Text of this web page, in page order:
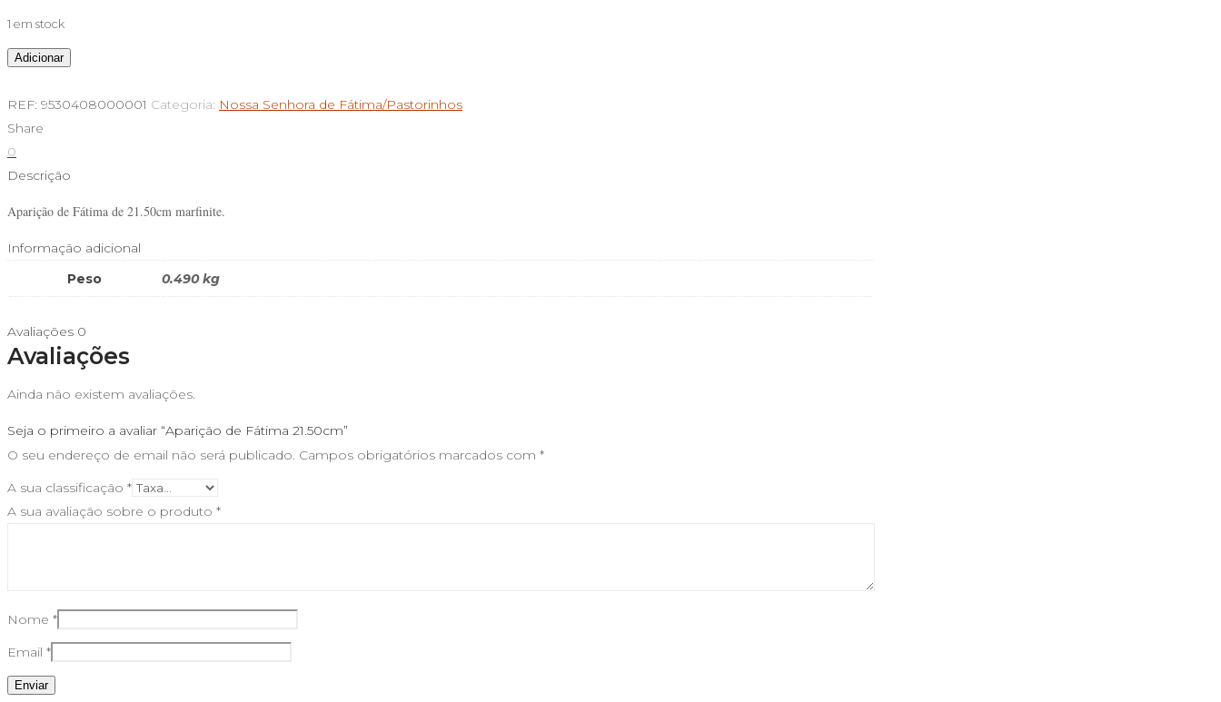
1 em stock
Quantidade
Aparição
de
Fátima
21.50cm
Adicionar
REF: 9530408000001 Categoria: Nossa Senhora de Fátima/Pastorinhos
Share
0
Descrição
Aparição de Fátima de 21.50cm marfinite.
Informação adicional
Peso
0.490 kg
Avaliações 0
Avaliações
Ainda não existem avaliações.
Seja o primeiro a avaliar “Aparição de Fátima 21.50cm”
O seu endereço de email não será publicado. Campos obrigatórios marcados com *
A sua classificação *
A sua avaliação sobre o produto *
Nome *
Email *